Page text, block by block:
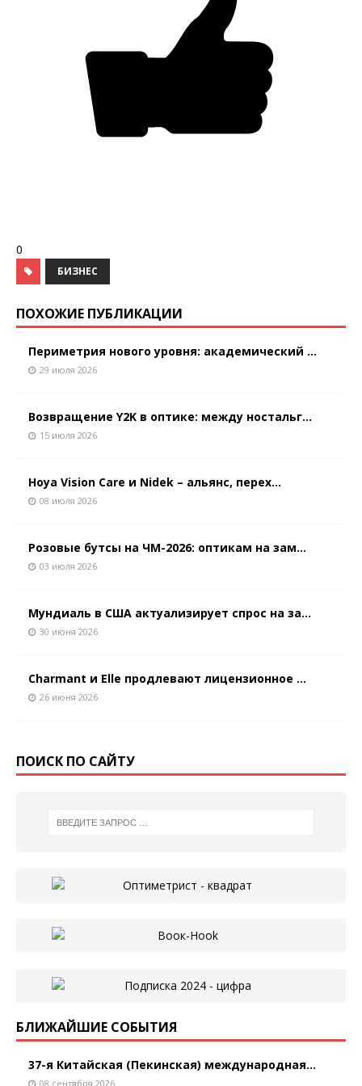
0
БИЗНЕС
ПОХОЖИЕ ПУБЛИКАЦИИ
Периметрия нового уровня: академический ...
29 июля 2026
Возвращение Y2K в оптике: между ностальг...
15 июля 2026
Hoya Vision Care и Nidek – альянс, перех...
08 июля 2026
Розовые бутсы на ЧМ-2026: оптикам на зам...
03 июля 2026
Мундиаль в США актуализирует спрос на за...
30 июня 2026
Charmant и Elle продлевают лицензионное ...
26 июня 2026
ПОИСК ПО САЙТУ
БЛИЖАЙШИЕ СОБЫТИЯ
37-я Китайская (Пекинская) международная...
08 сентября 2026